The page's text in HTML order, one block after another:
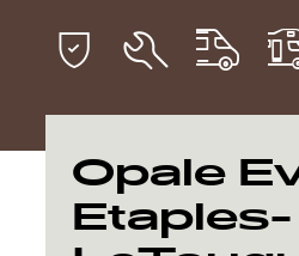
Hitta
Service
Opale
Etaples-